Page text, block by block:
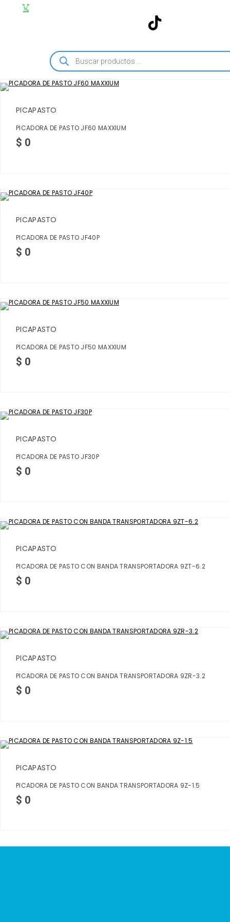
PICAPASTO
PICADORA DE PASTO JF60 MAXXIUM
$ 0
PICAPASTO
PICADORA DE PASTO JF40P
$ 0
PICAPASTO
PICADORA DE PASTO JF50 MAXXIUM
$ 0
PICAPASTO
PICADORA DE PASTO JF30P
$ 0
PICAPASTO
PICADORA DE PASTO CON BANDA TRANSPORTADORA 9ZT-6.2
$ 0
PICAPASTO
PICADORA DE PASTO CON BANDA TRANSPORTADORA 9ZR-3.2
$ 0
PICAPASTO
PICADORA DE PASTO CON BANDA TRANSPORTADORA 9Z-1.5
$ 0